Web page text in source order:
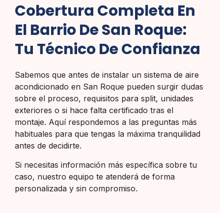
Cobertura Completa En
El Barrio De San Roque:
Tu Técnico De Confianza
Sabemos que antes de instalar un sistema de aire
acondicionado en San Roque pueden surgir dudas
sobre el proceso, requisitos para split, unidades
exteriores o si hace falta certificado tras el
montaje. Aquí respondemos a las preguntas más
habituales para que tengas la máxima tranquilidad
antes de decidirte.
Si necesitas información más específica sobre tu
caso, nuestro equipo te atenderá de forma
personalizada y sin compromiso.